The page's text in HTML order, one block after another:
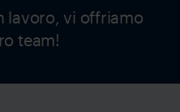
lavoro, vi offriamo
team!